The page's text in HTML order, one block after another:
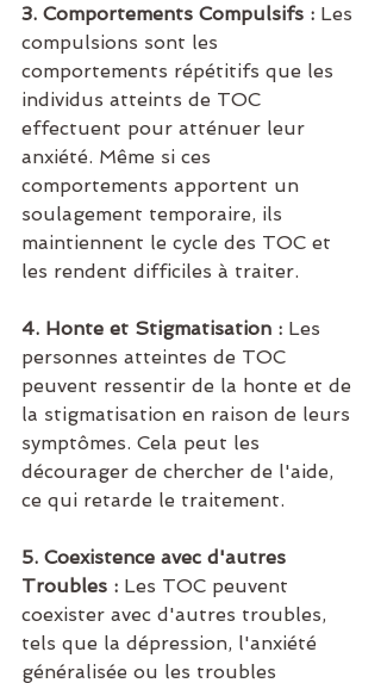
3. Comportements Compulsifs : Les
compulsions sont les
comportements répétitifs que les
individus atteints de TOC
effectuent pour atténuer leur
anxiété. Même si ces
comportements apportent un
soulagement temporaire, ils
maintiennent le cycle des TOC et
les rendent difficiles à traiter.
4. Honte et Stigmatisation : Les
personnes atteintes de TOC
peuvent ressentir de la honte et de
la stigmatisation en raison de leurs
symptômes. Cela peut les
décourager de chercher de l'aide,
ce qui retarde le traitement.
5. Coexistence avec d'autres
Troubles : Les TOC peuvent
coexister avec d'autres troubles,
tels que la dépression, l'anxiété
généralisée ou les troubles